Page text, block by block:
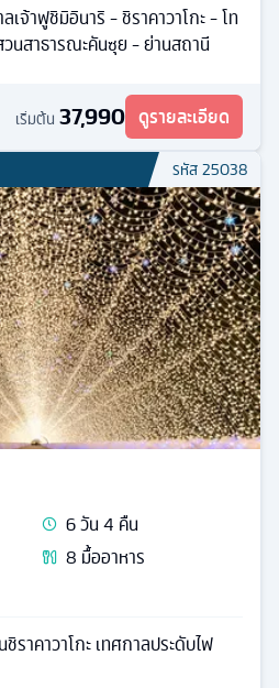
ลเจ้าฟูชิมิอินาริ - ชิราคาวาโกะ - โท
นสาธารณะคันซุย - ย่านสถานี
เริ่มต้น 37,990 ดูรายละเอียด
รหัส25038
6วัน4 คืน
8 มื้ออาหาร
ชิราคาวาโกะ เทศกาลประดับไฟ